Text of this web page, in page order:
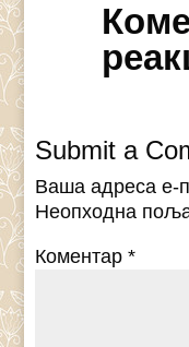
Submit a
Ваша адреса е-
Неопходна
Коментар*